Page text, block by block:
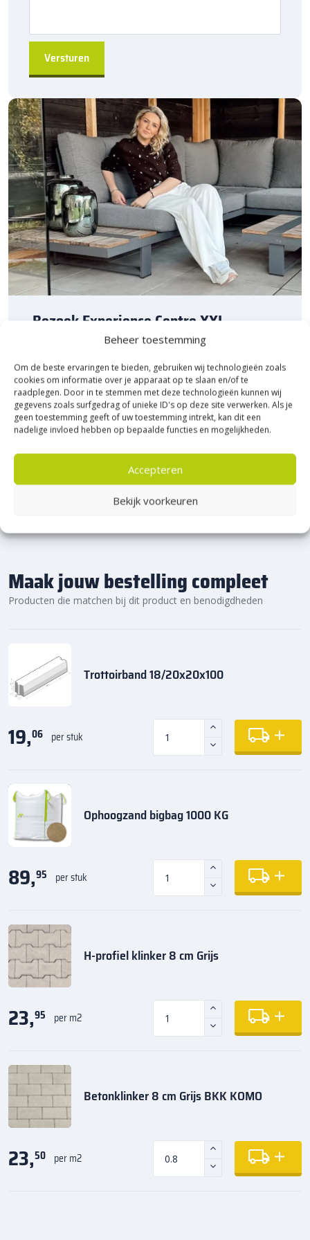
Beheer toestemming
Om de beste ervaringen te bieden, gebruiken wij technologieën zoals
cookies om informatie over je apparaat op te slaan en/of te
raadplegen. Door in te stemmen met deze technologieën kunnen wij
gegevens zoals surfgedrag of unieke ID's op deze site verwerken. Als je
geen toestemming geeft of uw toestemming intrekt, kan dit een
nadelige invloed hebben op bepaalde functies en mogelijkheden.
Accepteren
Bekijk voorkeuren
blijven de trottoirbanden stevig op hun plaats.
Veelzijdig toepasbaar:
grotere straat- en infrastructuurprojecten.
A-kwaliteit producten:Gemaakt van hoogwaardige
materialen, ideaal voor langdurige gebruiksduur.
Direct leverbaar:De trottoirbanden zijn snel beschikbaar
uit de fabriek, zodat je direct verder kunt met je project.
Bestel deKijlstra trottoirband 18/20×20 bocht r=8via
sierbestratingsmarkt.comen geef jouw bestratingsproject de
kwaliteit die het verdient. De trottoirbanden worden per 6 stuks
verkocht en zijn direct leverbaar uit de fabriek.
Bezoek Experience Centre XXL
Bijna het gehele Kijlstra assortiment vind je in het
prachtige Heerde.
★ 2.500m² Experience Centre XXL in Heerde!
Kom gezellig langs!
Maak jouw bestelling compleet
Producten die matchen bij dit product en benodigdheden
Trottoirband 18/20x20x100
19,06 per stuk
Ophoogzand bigbag 1000 KG
89,95 per stuk
H-profiel klinker 8 cm Grijs
23,95 per m2
Betonklinker 8 cm Grijs BKK KOMO
23,50 per m2